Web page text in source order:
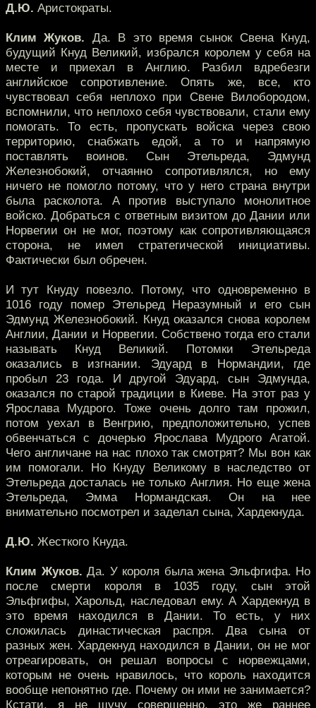
Д.Ю. Аристократы.
Клим Жуков. Да. В это время сынок Свена Кнуд,
будущий Кнуд Великий, избрался королем у себя на
месте и приехал в Англию. Разбил вдребезги
английское сопротивление. Опять же, все, кто
чувствовал себя неплохо при Свене Вилобородом,
вспомнили, что неплохо себя чувствовали, стали ему
помогать. То есть, пропускать войска через свою
территорию, снабжать едой, а то и напрямую
поставлять воинов. Сын Этельреда, Эдмунд
Железнобокий, отчаянно сопротивлялся, но ему
ничего не помогло потому, что у него страна внутри
была расколота. А против выступало монолитное
войско. Добраться с ответным визитом до Дании или
Норвегии он не мог, поэтому как сопротивляющаяся
сторона, не имел стратегической инициативы.
Фактически был обречен.
И тут Кнуду повезло. Потому, что одновременно в
1016 году помер Этельред Неразумный и его сын
Эдмунд Железнобокий. Кнуд оказался снова королем
Англии, Дании и Норвегии. Собствено тогда его стали
называть Кнуд Великий. Потомки Этельреда
оказались в изгнании. Эдуард в Нормандии, где
пробыл 23 года. И другой Эдуард, сын Эдмунда,
оказался по старой традиции в Киеве. На этот раз у
Ярослава Мудрого. Тоже очень долго там прожил,
потом уехал в Венгрию, предположительно, успев
обвенчаться с дочерью Ярослава Мудрого Агатой.
Чего англичане на нас плохо так смотрят? Мы вон как
им помогали. Но Кнуду Великому в наследство от
Этельреда досталась не только Англия. Но еще жена
Этельреда, Эмма Нормандская. Он на нее
внимательно посмотрел и заделал сына, Хардекнуда.
Д.Ю. Жесткого Кнуда.
Клим Жуков. Да. У короля была жена Эльфгифа. Но
после смерти короля в 1035 году, сын этой
Эльфгифы, Харольд, наследовал ему. А Хардекнуд в
это время находился в Дании. То есть, у них
сложилась династическая распря. Два сына от
разных жен. Хардекнуд находился в Дании, он не мог
отреагировать, он решал вопросы с норвежцами,
которым не очень нравилось, что король находится
вообще непонятно где. Почему он ими не занимается?
Кстати, я не шучу совершенно, это же раннее